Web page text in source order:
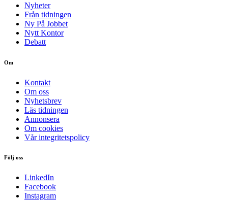
Nyheter
Från tidningen
Ny På Jobbet
Nytt Kontor
Debatt
Om
Kontakt
Om oss
Nyhetsbrev
Läs tidningen
Annonsera
Om cookies
Vår integritetspolicy
Följ oss
LinkedIn
Facebook
Instagram